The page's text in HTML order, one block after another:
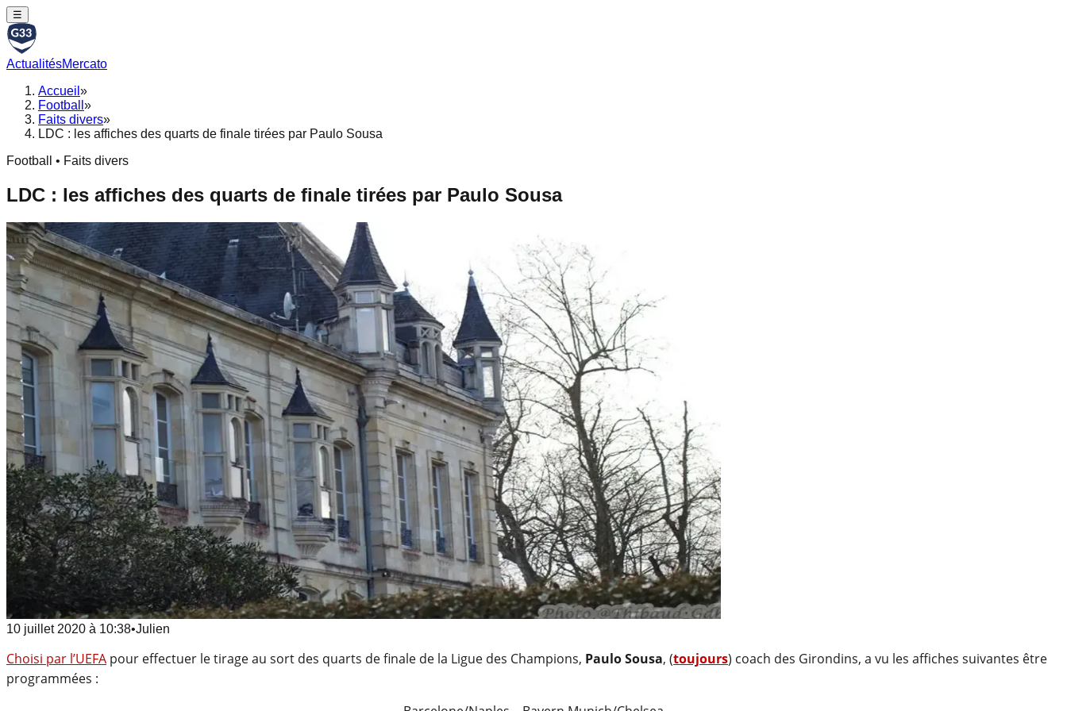
☰
ActualitésMercato
Accueil »
Football »
Faits divers»
LDC : les affiches des quarts de finale tirées par Paulo Sousa
Football • Faits divers
LDC : les affiches des quarts de finale tirées par Paulo Sousa
10 juillet 2020 à 10:38•Julien
Choisi par l’UEFA pour effectuer le tirage au sort des quarts de finale de la Ligue des Champions, Paulo Sousa, (toujours) coach des Girondins, a vu les affiches suivantes être
programmées :